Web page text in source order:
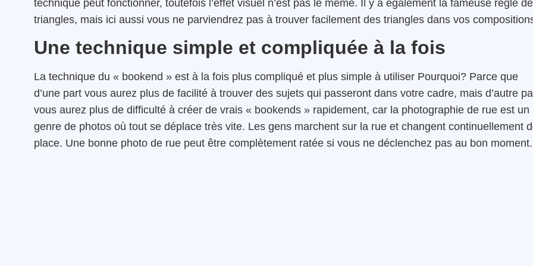
technique peut fonctionner, toutefois l’effet visuel n’est pas le même. Il y a également la fameuse règle
triangles, mais ici aussi vous ne parviendrez pas à trouver facilement des triangles dans vos
Une technique simple et compliquée à la fois
La technique du « bookend » est à la fois plus compliqué et plus simple à utiliser Pourquoi? Parce que
d’une part vous aurez plus de facilité à trouver des sujets qui passeront dans votre cadre, mais d’autre
vous aurez plus de difficulté à créer de vrais « bookends » rapidement, car la photographie de rue est un
genre de photos où tout se déplace très vite. Les gens marchent sur la rue et changent continuellement
place. Une bonne photo de rue peut être complètement ratée si vous ne déclenchez pas au bon moment.